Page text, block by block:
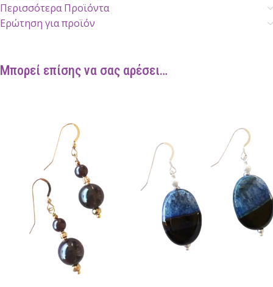
Περισσότερα Προϊόντα
Ερώτηση για προϊόν
Μπορεί επίσης να σας αρέσει…